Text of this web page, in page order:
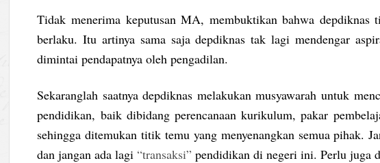
Tidak menerima keputusan MA, membuktikan bahwa depdiknas
berlaku. Itu artinya sama saja depdiknas tak lagi mendengar
dimintai pendapatnya oleh pengadilan.
Sekaranglah saatnya depdiknas melakukan musyawarah untuk
pendidikan, baik dibidang perencanaan kurikulum, pakar
sehingga ditemukan titik temu yang menyenangkan semua pihak.
dan jangan ada lagi“transaksi”pendidikan di negeri ini. Perlu juga